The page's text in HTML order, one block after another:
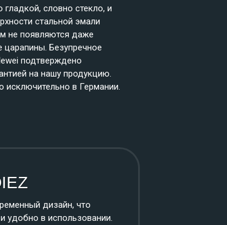
словно стекло, и
стальной эмали
не появляются даже
Безупречное
подтверждено
на нашу продукцию.
исключительно в Германии.
дизайн, что
удобно в использовании.